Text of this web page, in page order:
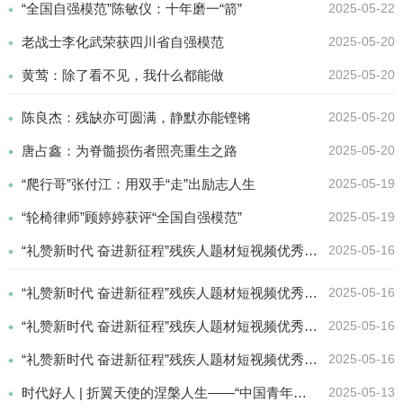
2025-05-22
“全国自强模范”陈敏仪：十年磨一“箭”
2025-05-20
老战士李化武荣获四川省自强模范
2025-05-20
黄莺：除了看不见，我什么都能做
2025-05-20
陈良杰：残缺亦可圆满，静默亦能铿锵
2025-05-20
唐占鑫：为脊髓损伤者照亮重生之路
2025-05-19
“爬行哥”张付江：用双手“走”出励志人生
2025-05-19
“轮椅律师”顾婷婷获评“全国自强模范”
2025-05-16
“礼赞新时代 奋进新征程”残疾人题材短视频优秀作品展播：《打破偏见 我们是需要被看见的8500万人》
2025-05-16
“礼赞新时代 奋进新征程”残疾人题材短视频优秀作品展播：《自在人生》
2025-05-16
“礼赞新时代 奋进新征程”残疾人题材短视频优秀作品展播：《油茶迎风立》
2025-05-16
“礼赞新时代 奋进新征程”残疾人题材短视频优秀作品展播：《李王花：新能力者的榜样》
2025-05-13
时代好人 | 折翼天使的涅槃人生——“中国青年五四奖章”获得者、中国好人王雅静的绽放之路